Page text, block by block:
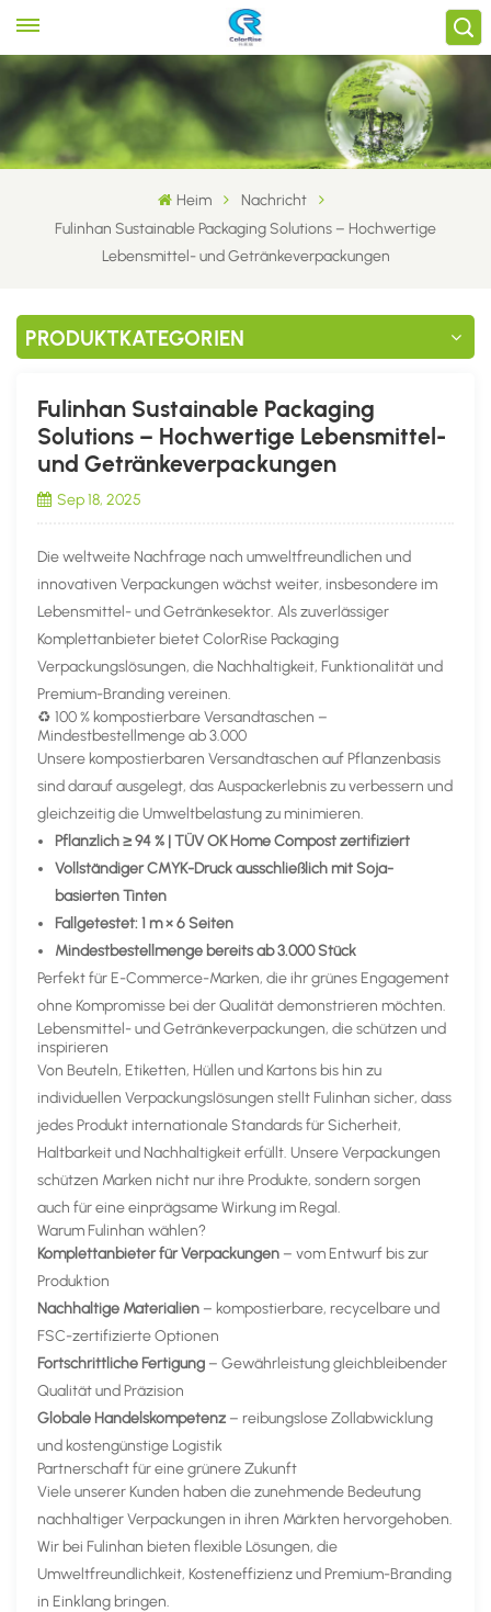
Heim
Nachricht
Fulinhan Sustainable Packaging Solutions – Hochwertige
Lebensmittel- und Getränkeverpackungen
PRODUKTKATEGORIEN
Fulinhan Sustainable Packaging
Solutions – Hochwertige Lebensmittel-
und Getränkeverpackungen
Sep 18, 2025
Die weltweite Nachfrage nach umweltfreundlichen und
innovativen Verpackungen wächst weiter, insbesondere im
Lebensmittel- und Getränkesektor. Als zuverlässiger
Komplettanbieter bietet ColorRise Packaging
Verpackungslösungen, die Nachhaltigkeit, Funktionalität und
Premium-Branding vereinen.
♻️ 100 % kompostierbare Versandtaschen –
Mindestbestellmenge ab 3.000
Unsere kompostierbaren Versandtaschen auf Pflanzenbasis
sind darauf ausgelegt, das Auspackerlebnis zu verbessern und
gleichzeitig die Umweltbelastung zu minimieren.
Pflanzlich ≥ 94 % | TÜV OK Home Compost zertifiziert
Vollständiger CMYK-Druck ausschließlich mit Soja-
basierten Tinten
Fallgetestet: 1 m × 6 Seiten
Mindestbestellmenge bereits ab 3.000 Stück
Perfekt für E-Commerce-Marken, die ihr grünes Engagement
ohne Kompromisse bei der Qualität demonstrieren möchten.
Lebensmittel- und Getränkeverpackungen, die schützen und
inspirieren
Von Beuteln, Etiketten, Hüllen und Kartons bis hin zu
individuellen Verpackungslösungen stellt Fulinhan sicher, dass
jedes Produkt internationale Standards für Sicherheit,
Haltbarkeit und Nachhaltigkeit erfüllt. Unsere Verpackungen
schützen Marken nicht nur ihre Produkte, sondern sorgen
auch für eine einprägsame Wirkung im Regal.
Warum Fulinhan wählen?
Komplettanbieter für Verpackungen – vom Entwurf bis zur
Produktion
Nachhaltige Materialien – kompostierbare, recycelbare und
FSC-zertifizierte Optionen
Fortschrittliche Fertigung – Gewährleistung gleichbleibender
Qualität und Präzision
Globale Handelskompetenz – reibungslose Zollabwicklung
und kostengünstige Logistik
Partnerschaft für eine grünere Zukunft
Viele unserer Kunden haben die zunehmende Bedeutung
nachhaltiger Verpackungen in ihren Märkten hervorgehoben.
Wir bei Fulinhan bieten flexible Lösungen, die
Umweltfreundlichkeit, Kosteneffizienz und Premium-Branding
in Einklang bringen.